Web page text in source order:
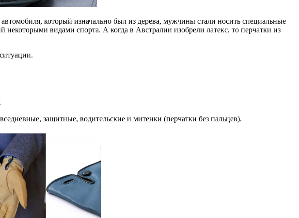
который изначально был из дерева, мужчины стали носить специальные
некоторыми видами спорта. А когда в Австралии изобрели латекс, то перчатки из
защитные, водительские и митенки (перчатки без пальцев).